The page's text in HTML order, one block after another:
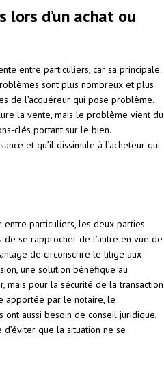
d’un achat ou
entre particuliers, car sa principale
sont plus nombreux et plus
de l’acquéreur qui pose problème.
la vente, mais le problème vient du
clés portant sur le bien.
et qu’il dissimule à l’acheteur qui
entre particuliers, les deux parties
se rapprocher de l’autre en vue de
de circonscrire le litige aux
une solution bénéfique au
mais pour la sécurité de la transaction
apportée par le notaire, le
ont aussi besoin de conseil juridique,
que la situation ne se